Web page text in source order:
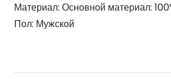
Материал: Основной материал:
Пол: Мужской